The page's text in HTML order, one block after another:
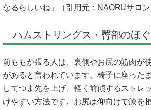
なるらしいね」（引用元： NAORUサロン
ハムストリングス・臀部のほ
前ももが張る人は、裏側やお尻の筋肉が
があると言われています。椅子に座った
してつま先を上げ、軽く前傾するストレ
けやすい方法です。お尻は仰向けで膝を